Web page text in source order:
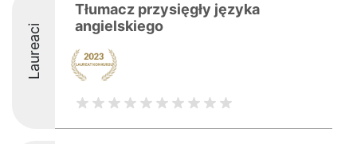
Laureaci
Tłumacz przysięgły języka
angielskiego